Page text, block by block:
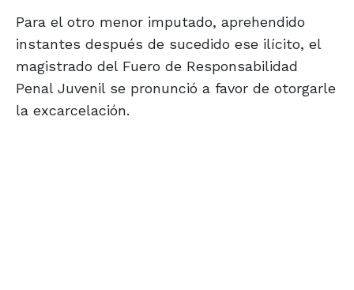
Para el otro menor imputado, aprehendido
instantes después de sucedido ese ilícito, el
magistrado del Fuero de Responsabilidad
Penal Juvenil se pronunció a favor de otorgarle
la excarcelación.